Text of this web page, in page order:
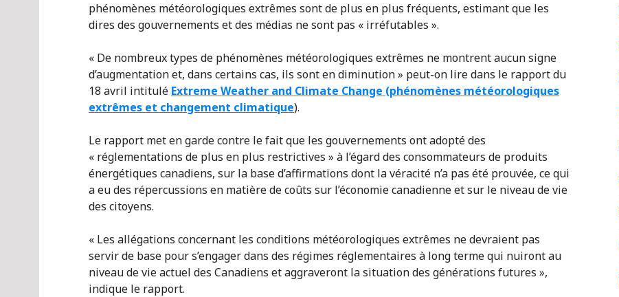
phénomènes météorologiques extrêmes sont de plus en plus fréquents, estimant que les
dires des gouvernements et des médias ne sont pas « irréfutables ».
« De nombreux types de phénomènes météorologiques extrêmes ne montrent aucun signe
d’augmentation et, dans certains cas, ils sont en diminution » peut-on lire dans le rapport du
18 avril intitulé Extreme Weather and Climate Change (phénomènes météorologiques
extrêmes et changement climatique).
Le rapport met en garde contre le fait que les gouvernements ont adopté des
« réglementations de plus en plus restrictives » à l’égard des consommateurs de produits
énergétiques canadiens, sur la base d’affirmations dont la véracité n’a pas été prouvée, ce qui
a eu des répercussions en matière de coûts sur l’économie canadienne et sur le niveau de vie
des citoyens.
« Les allégations concernant les conditions météorologiques extrêmes ne devraient pas
servir de base pour s’engager dans des régimes réglementaires à long terme qui nuiront au
niveau de vie actuel des Canadiens et aggraveront la situation des générations futures »,
indique le rapport.